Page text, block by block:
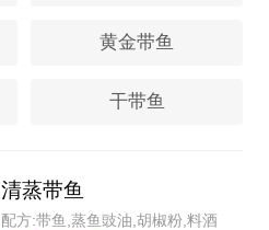
黄金带鱼
干带鱼
清蒸带鱼
配方:带鱼,蒸鱼豉油,胡椒粉,料酒